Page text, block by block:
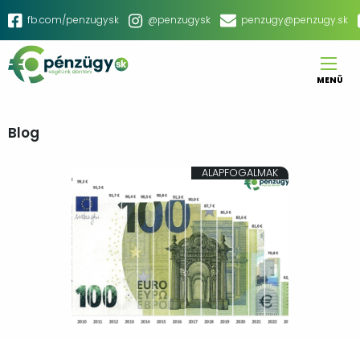
Ugrás
tartalomra
Social
menu
fb.com/penzugysk @penzugysk penzugy@penzugy.sk
MENÜ
Blog
ALAPFOGALMAK